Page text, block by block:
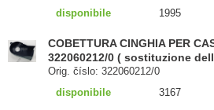
disponibile 1995
COBETTURA CINGHIA PER
322060212/0 ( sostituzione
Orig. číslo: 322060212/0
disponibile
3167